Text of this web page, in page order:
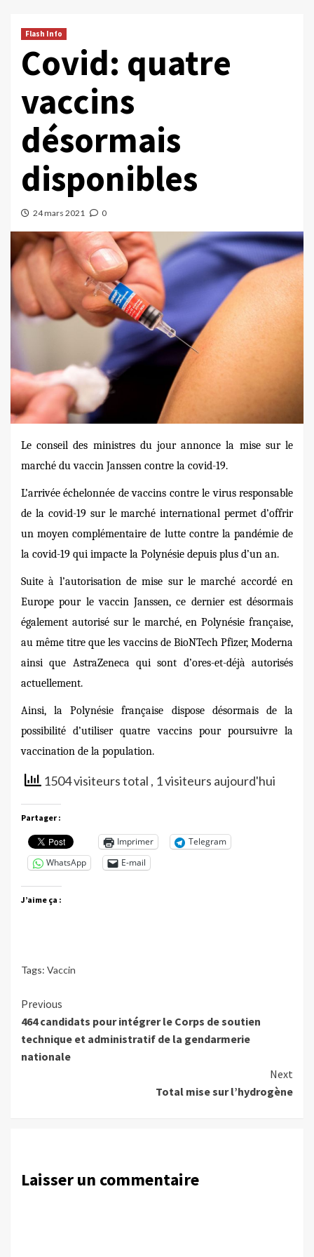
Flash Info
Covid: quatre
vaccins
désormais
disponibles
24 mars 2021 0
Le conseil des ministres du jour annonce la mise sur le
marché du vaccin Janssen contre la covid-19.
L’arrivée échelonnée de vaccins contre le virus responsable
de la covid-19 sur le marché international permet d’offrir
un moyen complémentaire de lutte contre la pandémie de
la covid-19 qui impacte la Polynésie depuis plus d’un an.
Suite à l’autorisation de mise sur le marché accordé en
Europe pour le vaccin Janssen, ce dernier est désormais
également autorisé sur le marché, en Polynésie française,
au même titre que les vaccins de BioNTech Pfizer, Moderna
ainsi que AstraZeneca qui sont d’ores-et-déjà autorisés
actuellement.
Ainsi, la Polynésie française dispose désormais de la
possibilité d’utiliser quatre vaccins pour poursuivre la
vaccination de la population.
1504 visiteurs total , 1 visiteurs aujourd'hui
Partager :
Imprimer
Telegram
WhatsApp
E-mail
J’aime ça :
Tags: Vaccin
Continue
Reading
Previous
464 candidats pour intégrer le Corps de soutien
technique et administratif de la gendarmerie
nationale
Next
Total mise sur l’hydrogène
Laisser un commentaire